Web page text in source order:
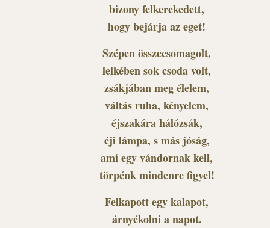
bizony felkerekedett,
hogy bejárja az eget!
Szépen összecsomagolt,
lelkében sok csoda volt,
zsákjában meg élelem,
váltás ruha, kényelem,
éjszakára hálózsák,
éji lámpa, s más jóság,
ami egy vándornak kell,
törpénk mindenre figyel!
Felkapott egy kalapot,
árnyékolni a napot.